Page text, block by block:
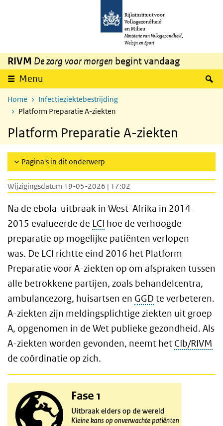
Overslaan en naar de inhoud gaan
Rijksinstituut voor
Volksgezondheid
en Milieu
Ministerie van Volksgezondheid,
Welzijn en Sport
RIVM De zorg voor morgen begint vandaag
Menu
Home
Infectieziektebestrijding
Platform Preparatie A-ziekten
Platform Preparatie A-ziekten
Pagina's in dit onderwerp
Wijzigingsdatum 19-05-2026 | 17:02
Na de ebola-uitbraak in West-Afrika in 2014-
2015 evalueerde de LCI hoe de verhoogde
preparatie op mogelijke patiënten verlopen
was. De LCI richtte eind 2016 het Platform
Preparatie voor A-ziekten op om afspraken tussen
alle betrokkene partijen, zoals behandelcentra,
ambulancezorg, huisartsen en GGD te verbeteren.
A-ziekten zijn meldingsplichtige ziekten uit groep
A, opgenomen in de Wet publieke gezondheid. Als
A-ziekten worden gevonden, neemt het CIb/RIVM
de coördinatie op zich.